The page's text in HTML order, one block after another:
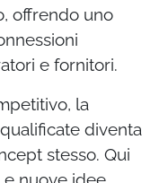
offrendo uno
e fornitori.
la
diventa
stesso. Qui